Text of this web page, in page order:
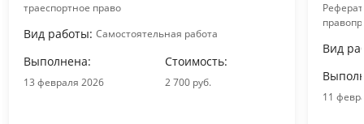
траеспортное право
Вид работы: Самостоятельная работа
Выполнена:
13 февраля 2026
Стоимость:
2 700 руб.
Вид
11